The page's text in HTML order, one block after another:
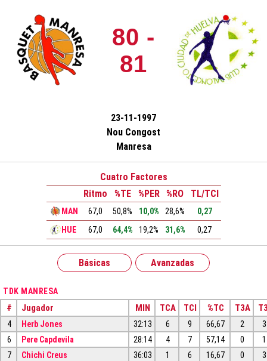
80 -
81
23-11-1997
Nou Congost
Manresa
Cuatro Factores
Ritmo
%TE %PER %RO TL/TCI
MAN 67,0 50,8% 10,0% 28,6%
0,27
HUE
67,0 64,4% 19,2% 31,6% 0,27
Básicas Avanzadas
TDK MANRESA
# Jugador MIN TCA TCI %TC T3A
4 Herb Jones 32:13 6 9 66,67 2
3
6
Pere Capdevila 28:14 4 7 57,14 0
1
7
Chichi Creus 36:03 1 6 16,67 0
3